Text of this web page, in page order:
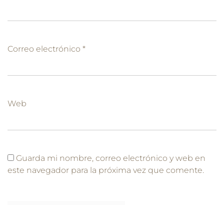
Correo electrónico *
Web
Guarda mi nombre, correo electrónico y web en
este navegador para la próxima vez que comente.